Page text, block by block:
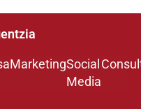
MarketingSocial
Media